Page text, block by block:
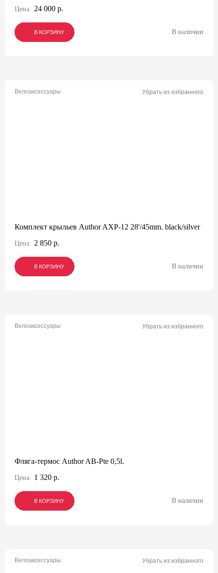
Цена: 24 000 р.
В КОРЗИНУ
В КОРЗИНУ
В КОРЗИНУ В наличии
Велоаксессуары Убрать из избранного
Комплект крыльев Author AXP-12 28'/45mm. black/silver
Цена: 2 850 р.
В КОРЗИНУ
В КОРЗИНУ
В КОРЗИНУ В наличии
Велоаксессуары Убрать из избранного
Фляга-термос Author AB-Pte 0,5l.
Цена: 1 320 р.
В КОРЗИНУ
В КОРЗИНУ
В КОРЗИНУ В наличии
Велоаксессуары Убрать из избранного